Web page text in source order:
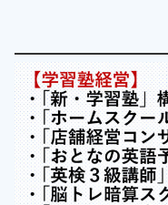
＊成果を保証